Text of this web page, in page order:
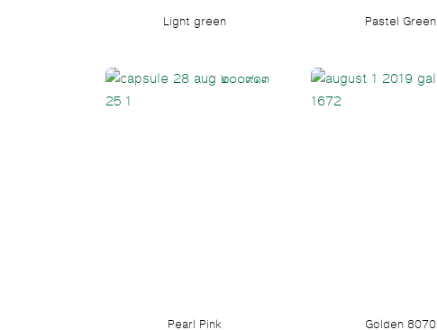
Light green Pastel Green
Pearl Pink Golden 8070